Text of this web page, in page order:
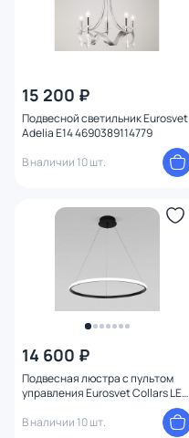
15 200 ₽
Подвесной светильник Eurosvet
Adelia E14 4690389114779
В наличии 10 шт.
14 600 ₽
Подвесная люстра с пультом
управления Eurosvet Collars LED
белый, холодный)
В наличии 10 шт.